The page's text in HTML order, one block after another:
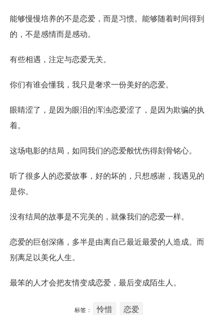
能够慢慢培养的不是恋爱，而是习惯。能够随着时间得到
的，不是感情而是感动。
有些相遇，注定与恋爱无关。
你们有谁会懂我，我只是奢求一份美好的恋爱。
眼睛涩了，是因为眼泪的浑浊恋爱涩了，是因为欺骗的执
着。
这场电影的结局，如同我们的恋爱般忧伤得刻骨铭心。
听了很多人的恋爱故事，好的坏的，只想感谢，我遇见的
是你。
没有结局的故事是不完美的，就像我们的恋爱一样。
恋爱的巨创深痛，多半是由离自己最近最爱的人造成。而
别离足以美化人生。
最笨的人才会把友情变成恋爱，最后变成陌生人。
标签： 怜惜 恋爱